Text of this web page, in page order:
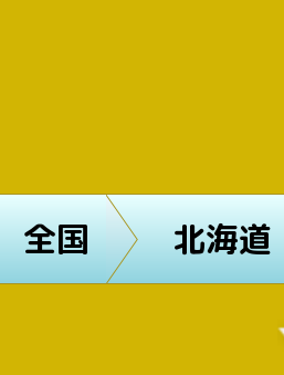
全国 北海道